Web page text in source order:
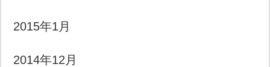
2015年1月
2014年12月